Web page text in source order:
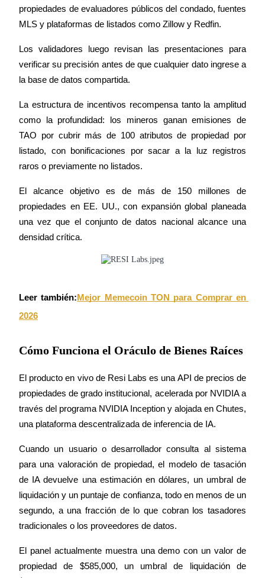
Earn
Power Piggy
Gana recompensas competitivas diariamente
Staking
Launchpool
Participación flexible para ganar tokens populares
propiedades de evaluadores públicos del condado, fuentes
MLS y plataformas de listados como Zillow y Redfin.
Los validadores luego revisan las presentaciones para
verificar su precisión antes de que cualquier dato ingrese a
la base de datos compartida.
La estructura de incentivos recompensa tanto la amplitud
como la profundidad: los mineros ganan emisiones de
TAO por cubrir más de 100 atributos de propiedad por
listado, con bonificaciones por sacar a la luz registros
raros o previamente no listados.
El alcance objetivo es de más de 150 millones de
propiedades en EE. UU., con expansión global planeada
una vez que el conjunto de datos nacional alcance una
densidad crítica.
Leer también: Mejor Memecoin TON para Comprar en
2026
Cómo Funciona el Oráculo de Bienes Raíces
El producto en vivo de Resi Labs es una API de precios de
propiedades de grado institucional, acelerada por NVIDIA a
través del programa NVIDIA Inception y alojada en Chutes,
una plataforma descentralizada de inferencia de IA.
Cuando un usuario o desarrollador consulta al sistema
para una valoración de propiedad, el modelo de tasación
de IA devuelve una estimación en dólares, un umbral de
liquidación y un puntaje de confianza, todo en menos de un
segundo, a una fracción de lo que cobran los tasadores
tradicionales o los proveedores de datos.
El panel actualmente muestra una demo con un valor de
propiedad de $585,000, un umbral de liquidación de